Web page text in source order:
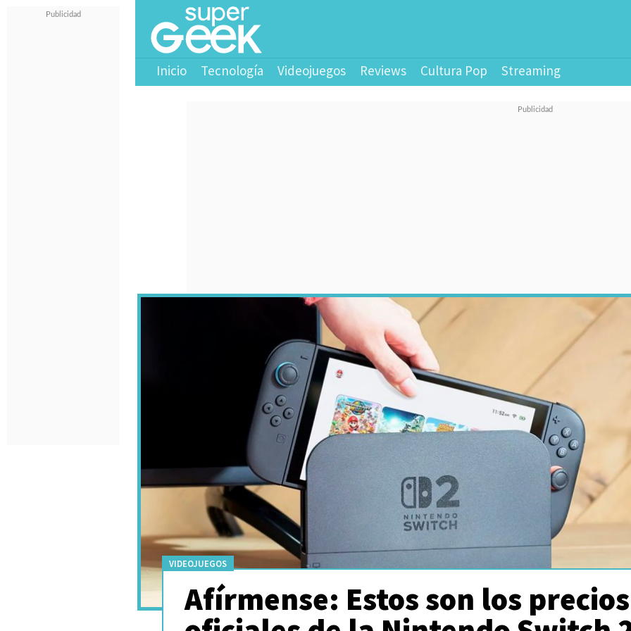
Inicio Tecnología Videojuegos Reviews Cultura Pop Streaming
VIDEOJUEGOS
Afírmense: Estos son los precios